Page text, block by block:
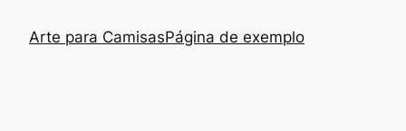
Arte para CamisasPágina de exemplo